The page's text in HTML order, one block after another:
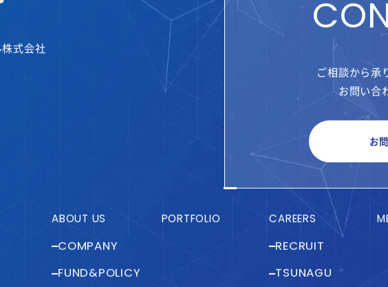
式会社
ご相談から承
お問い合
お
ABOUT US
COMPANY
FUND&POLICY
PORTFOLIO CAREERS
RECRUIT
TSUNAGU